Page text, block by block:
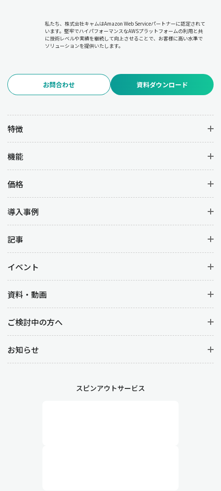
私たち、株式会社キャムはAmazon Web Serviceパートナーに認定されて
います。堅牢でハイパフォーマンスなAWSプラットフォームの利用と共
に技術レベルや実績を継続して向上させることで、お客様に高い水準で
ソリューションを提供いたします。
お問合わせ 資料ダウンロード
特徴
機能
価格
導入事例
記事
イベント
資料・動画
ご検討中の方へ
お知らせ
スピンアウトサービス